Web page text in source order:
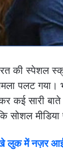
की स्पेशल
पलट गया।
सारी बाते
सोशल मीडिया
लुक में नज़र आई